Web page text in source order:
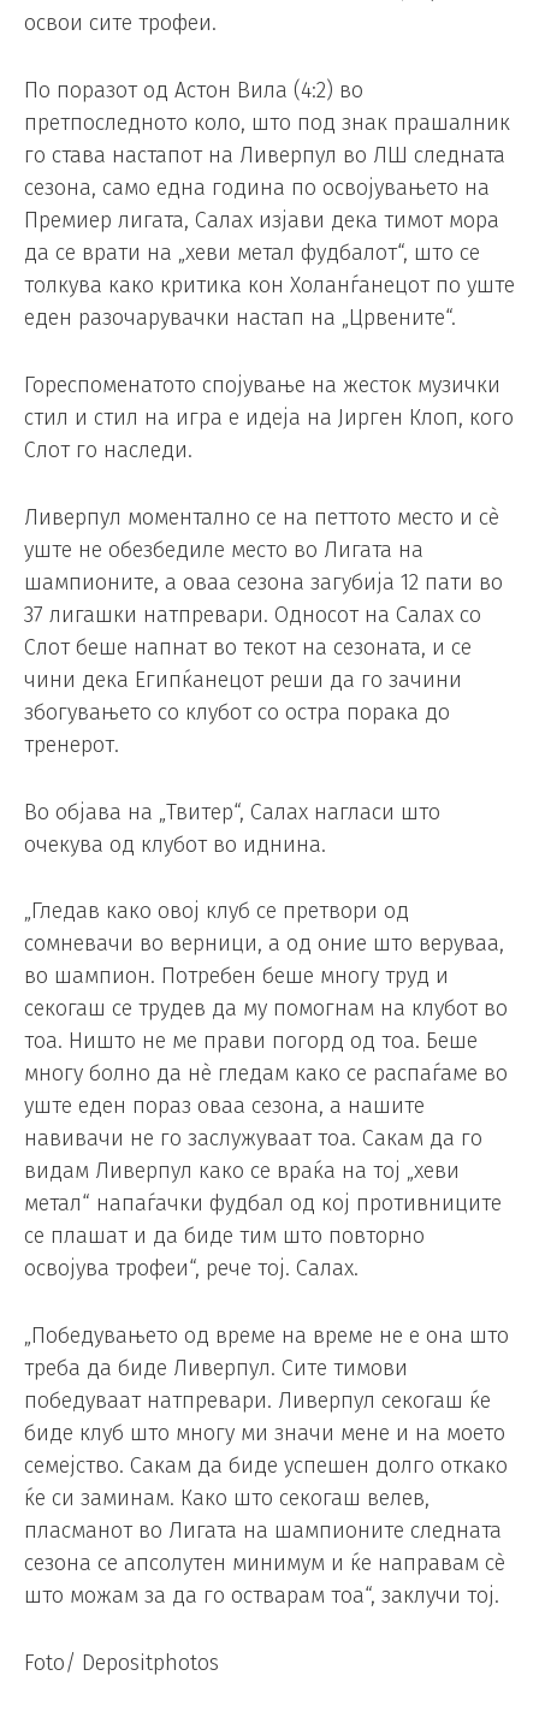
освои сите трофеи.
По поразот од Астон Вила (4:2) во
претпоследното коло, што под знак прашалник
го става настапот на Ливерпул во ЛШ следната
сезона, само една година по освојувањето на
Премиер лигата, Салах изјави дека тимот мора
да се врати на „хеви метал фудбалот“, што се
толкува како критика кон Холанѓанецот по уште
еден разочарувачки настап на „Црвените“.
Гореспоменатото спојување на жесток музички
стил и стил на игра е идеја на Јирген Клоп, кого
Слот го наследи.
Ливерпул моментално се на петтото место и сè
уште не обезбедиле место во Лигата на
шампионите, а оваа сезона загубија 12 пати во
37 лигашки натпревари. Односот на Салах со
Слот беше напнат во текот на сезоната, и се
чини дека Египќанецот реши да го зачини
збогувањето со клубот со остра порака до
тренерот.
Во објава на „Твитер“, Салах нагласи што
очекува од клубот во иднина.
„Гледав како овој клуб се претвори од
сомневачи во верници, а од оние што веруваа,
во шампион. Потребен беше многу труд и
секогаш се трудев да му помогнам на клубот во
тоа. Ништо не ме прави погорд од тоа. Беше
многу болно да нè гледам како се распаѓаме во
уште еден пораз оваа сезона, а нашите
навивачи не го заслужуваат тоа. Сакам да го
видам Ливерпул како се враќа на тој „хеви
метал“ напаѓачки фудбал од кој противниците
се плашат и да биде тим што повторно
освојува трофеи“, рече тој. Салах.
„Победувањето од време на време не е она што
треба да биде Ливерпул. Сите тимови
победуваат натпревари. Ливерпул секогаш ќе
биде клуб што многу ми значи мене и на моето
семејство. Сакам да биде успешен долго откако
ќе си заминам. Како што секогаш велев,
пласманот во Лигата на шампионите следната
сезона се апсолутен минимум и ќе направам сè
што можам за да го остварам тоа“, заклучи тој.
Foto/ Depositphotos